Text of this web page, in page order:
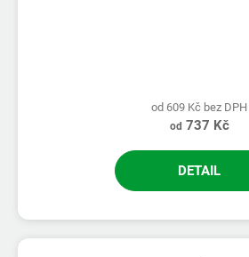
od 609 Kč bez DPH
od 737 Kč
DETAIL